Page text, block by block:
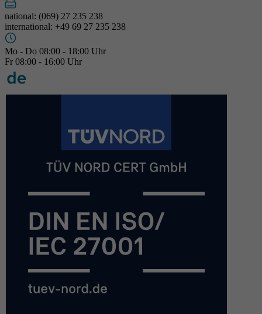
national: (069) 27 235 238
international: +49 69 27 235 238
Mo - Do 08:00 - 18:00 Uhr
Fr 08:00 - 16:00 Uhr